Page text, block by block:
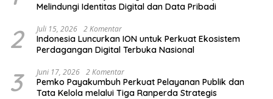
Melindungi Identitas Digital dan Data Pribadi
2 Juli 15, 2026 2 Komentar
Indonesia Luncurkan ION untuk Perkuat Ekosistem
Perdagangan Digital Terbuka Nasional
3 Juni 17, 2026 2 Komentar
Pemko Payakumbuh Perkuat Pelayanan Publik dan
Tata Kelola melalui Tiga Ranperda Strategis